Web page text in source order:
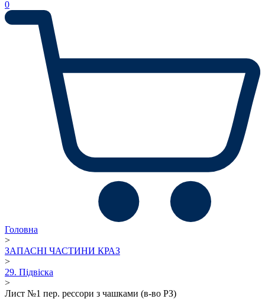
0
Головна
>
ЗАПАСНІ ЧАСТИНИ КРАЗ
>
29. Підвіска
>
Лист №1 пер. рессори з чашками (в-во РЗ)